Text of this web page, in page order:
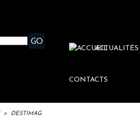
ACTUALITÉS
CONTACTS
> DESTIMAG